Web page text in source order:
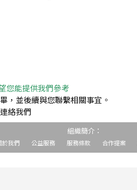
您能提供我們參考
，並後續與您聯繫相關事宜。
絡我們
組織簡介：
於我們 公益服務 服務條款 合作提案